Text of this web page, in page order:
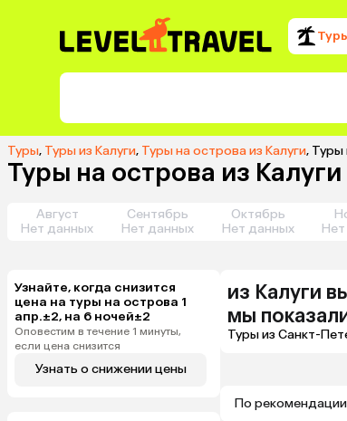
Туры, Туры из Калуги, Туры на острова из Калуги, Туры
Туры на острова из
Август
Нет данных
Сентябрь
Нет данных
Октябрь
Нет данных
Узнайте, когда снизится
цена на туры на острова 1
апр.±2, на 6 ночей±2
Оповестим в течение 1 минуты,
если цена снизится
Узнать о снижении цены
из Калуги
мы
Туры из Санкт-
По рекомендации